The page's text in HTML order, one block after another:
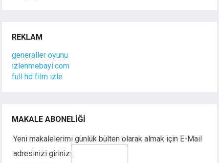
REKLAM
generaller oyunu
izlenmebayi.com
full hd film izle
MAKALE ABONELIĞI
Yeni makalelerimi günlük bülten olarak almak için E-Mail
adresinizi giriniz: